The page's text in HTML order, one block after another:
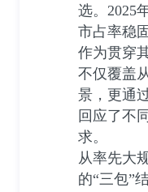
选。2025
市占率稳
作为贯穿
不仅覆盖
景，更通
回应了不
求。
从率先大
的“三包”